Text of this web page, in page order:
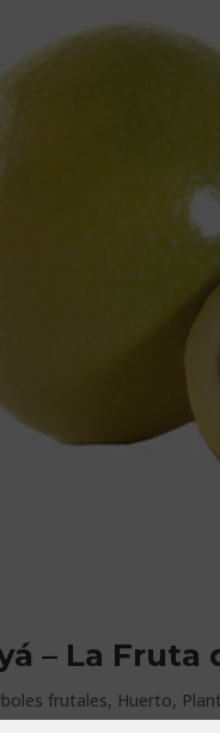
– La Fruta
frutales, Huerto,